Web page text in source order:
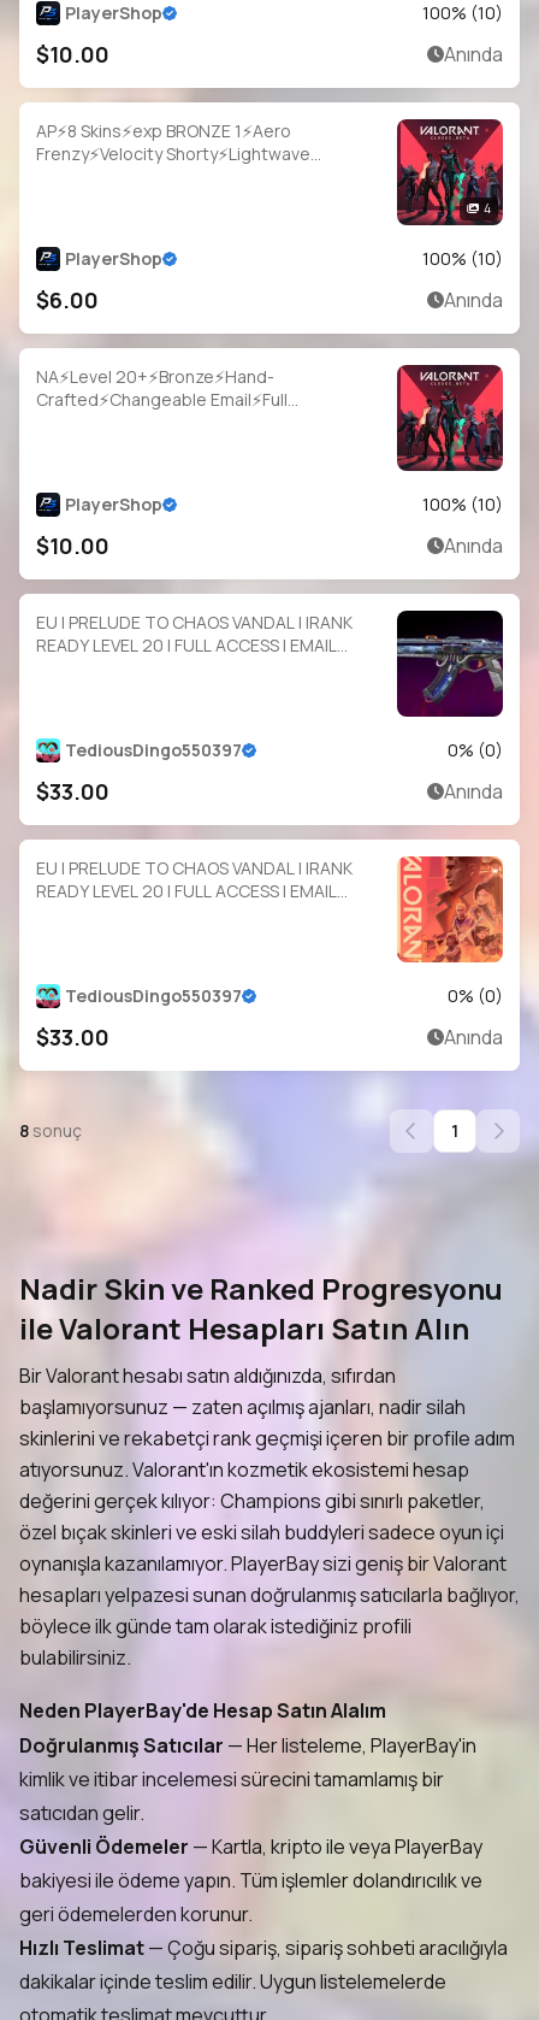
PlayerShop 100% (10)
$10.00 Anında
AP⚡8 Skins⚡exp BRONZE 1⚡Aero
Frenzy⚡Velocity Shorty⚡Lightwave
4
PlayerShop 100% (10)
$6.00 Anında
NA⚡Level 20+⚡Bronze⚡Hand-
Crafted⚡Changeable Email⚡Full
PlayerShop 100% (10)
$10.00 Anında
EU | PRELUDE TO CHAOS VANDAL | |RANK
READY LEVEL 20 | FULL ACCESS | EMAIL
TediousDingo550397 0% (0)
$33.00 Anında
EU | PRELUDE TO CHAOS VANDAL | |RANK
READY LEVEL 20 | FULL ACCESS | EMAIL
TediousDingo550397 0% (0)
$33.00 Anında
8 sonuç 1
Nadir Skin ve Ranked Progresyonu
ile Valorant Hesapları Satın Alın
Bir Valorant hesabı satın aldığınızda, sıfırdan
başlamıyorsunuz — zaten açılmış ajanları, nadir silah
skinlerini ve rekabetçi rank geçmişi içeren bir profile adım
atıyorsunuz. Valorant'ın kozmetik ekosistemi hesap
değerini gerçek kılıyor: Champions gibi sınırlı paketler,
özel bıçak skinleri ve eski silah buddyleri sadece oyun içi
oynanışla kazanılamıyor. PlayerBay sizi geniş bir Valorant
hesapları yelpazesi sunan doğrulanmış satıcılarla bağlıyor,
böylece ilk günde tam olarak istediğiniz profili
bulabilirsiniz.
Neden PlayerBay'de Hesap Satın Alalım
Doğrulanmış Satıcılar — Her listeleme, PlayerBay'in
kimlik ve itibar incelemesi sürecini tamamlamış bir
satıcıdan gelir.
Güvenli Ödemeler — Kartla, kripto ile veya PlayerBay
bakiyesi ile ödeme yapın. Tüm işlemler dolandırıcılık ve
geri ödemelerden korunur.
Hızlı Teslimat— Çoğu sipariş, sipariş sohbeti aracılığıyla
dakikalar içinde teslim edilir. Uygun listelemelerde